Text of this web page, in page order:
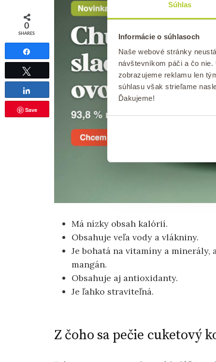
Súhlas
Informácie o súhlasoch
Naše webové stránky
návštevníkom páči a čo
zobrazujeme reklamu len
súhlasu však strieľame
Ďakujeme!
Má nízky obsah kalórií.
Obsahuje veľa vody a vlákniny.
Je bohatá na vitamíny a
mangán.
Obsahuje aj antioxidanty.
Je ľahko straviteľná.
Z čoho sa pečie cuketový
0
SHARES
Save